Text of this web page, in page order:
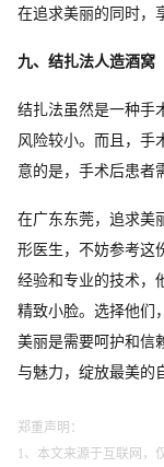
在追求美丽的同时，
九、结扎法人造酒窝
结扎法虽然是一种手
风险较小。而且，手
意的是，手术后患者
在广东东莞，追求美
形医生，不妨参考这
经验和专业的技术，
精致小脸。选择他们
美丽是需要呵护和信
与魅力，绽放最美的
郑重声明：
1、本文来源于互联网，